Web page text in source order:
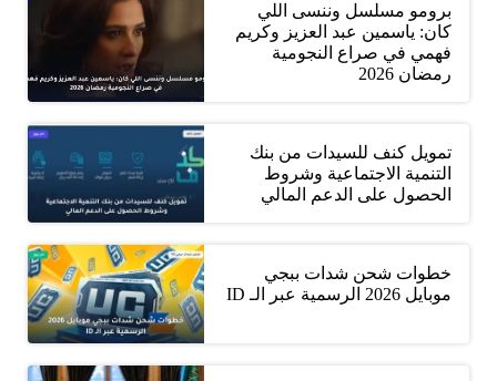
برومو مسلسل وننسى اللي
كان: ياسمين عبد العزيز وكريم
فهمي في صراع النجومية
رمضان 2026
تمويل كنف للسيدات من بنك
التنمية الاجتماعية وشروط
الحصول على الدعم المالي
خطوات شحن شدات ببجي
موبايل 2026 الرسمية عبر الـ ID